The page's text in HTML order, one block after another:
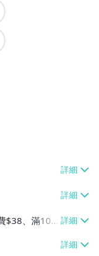
$38、滿100
爾富取貨付
消費滿$599